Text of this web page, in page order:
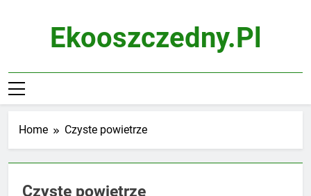
Ekooszczedny.pl
Home Czyste powietrze
Czyste powietrze